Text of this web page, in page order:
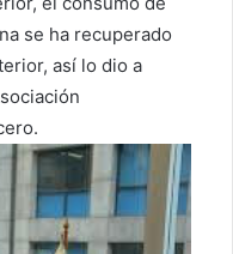
se ha recuperado
así lo dio a